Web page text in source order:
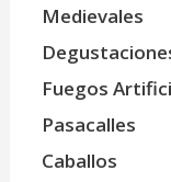
Medievales
Fuegos
Pasacalles
Caballos